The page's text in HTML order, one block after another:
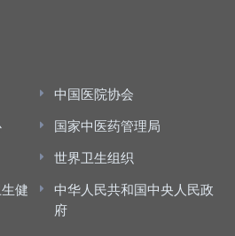
中国医院协会
国家中医药管理局
世界卫生组织
健
中华人民共和国中央人民政
府